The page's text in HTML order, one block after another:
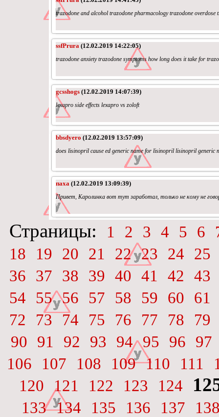
trazodone and alcohol trazodone pharmacology trazodone overdose
ssfPrura (12.02.2019 14:22:05)
trazodone anxiety trazodone symptoms how long does it take for
gcsshogs (12.02.2019 14:07:39)
lexapro side effects lexapro vs zoloft
bbsdyero (12.02.2019 13:57:09)
does lisinopril cause ed generic name for lisinopril lisinopril generic
паха (12.02.2019 13:09:39)
Привет, Каролинка вот тут заработал, только не кому не
Страницы: 1 2 3 4 5 6
18
19 20 21 22 23 24
25
36
37 38 39 40 41 42
43
54
55 56 57 58 59 60
61
72
73 74 75 76 77 78
79
90
91 92 93 94 95 96
97
106
107 108 109 110 111
120
121 122 123 124
133 134 135 136 137